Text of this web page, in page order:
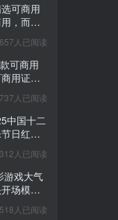
可商用
，而且
657人已阅读
可商用
用证明
737人已阅读
中国十二
日红色
312人已阅读
游戏大气
场模版
518人已阅读